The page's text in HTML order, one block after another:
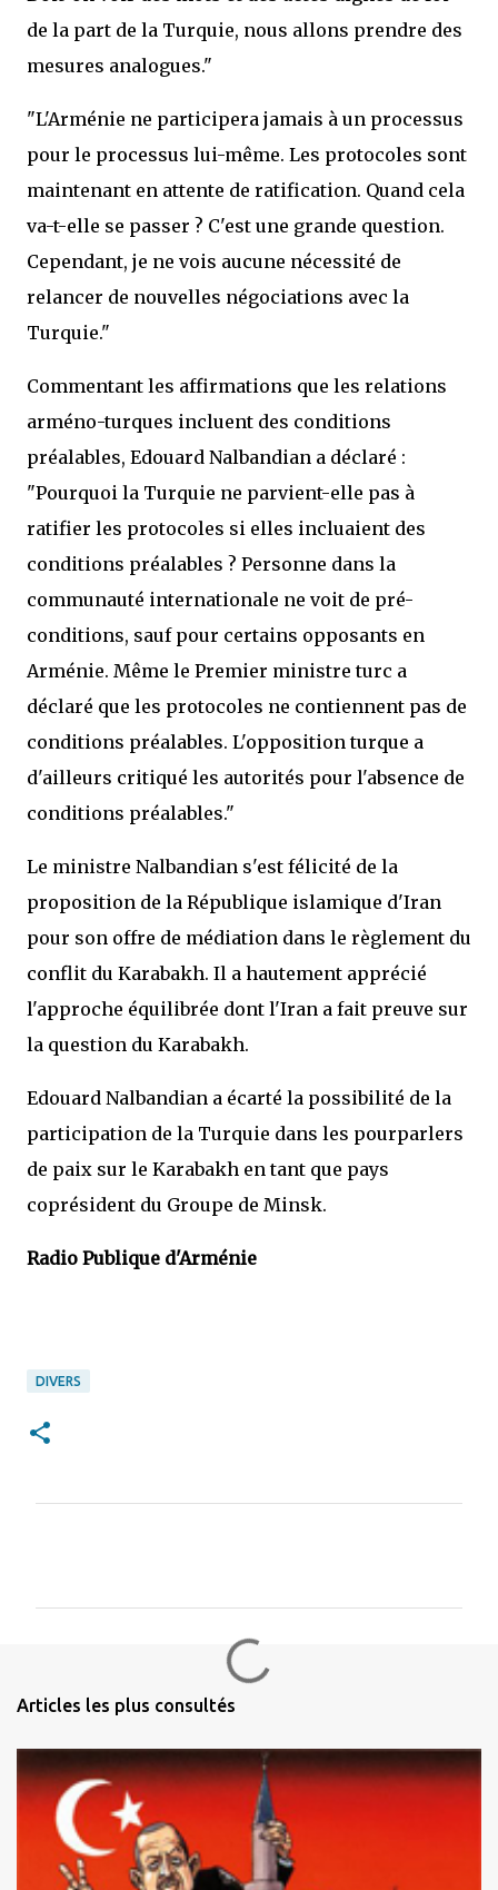
de la part de la Turquie, nous allons prendre des
mesures analogues."
"L'Arménie ne participera jamais à un processus
pour le processus lui-même. Les protocoles sont
maintenant en attente de ratification. Quand cela
va-t-elle se passer ? C'est une grande question.
Cependant, je ne vois aucune nécessité de
relancer de nouvelles négociations avec la
Turquie."
Commentant les affirmations que les relations
arméno-turques incluent des conditions
préalables, Edouard Nalbandian a déclaré :
"Pourquoi la Turquie ne parvient-elle pas à
ratifier les protocoles si elles incluaient des
conditions préalables ? Personne dans la
communauté internationale ne voit de pré-
conditions, sauf pour certains opposants en
Arménie. Même le Premier ministre turc a
déclaré que les protocoles ne contiennent pas de
conditions préalables. L'opposition turque a
d'ailleurs critiqué les autorités pour l'absence de
conditions préalables."
Le ministre Nalbandian s'est félicité de la
proposition de la République islamique d'Iran
pour son offre de médiation dans le règlement du
conflit du Karabakh. Il a hautement apprécié
l'approche équilibrée dont l'Iran a fait preuve sur
la question du Karabakh.
Edouard Nalbandian a écarté la possibilité de la
participation de la Turquie dans les pourparlers
de paix sur le Karabakh en tant que pays
coprésident du Groupe de Minsk.
Radio Publique d'Arménie
DIVERS
n
i
Articles les plus consultés